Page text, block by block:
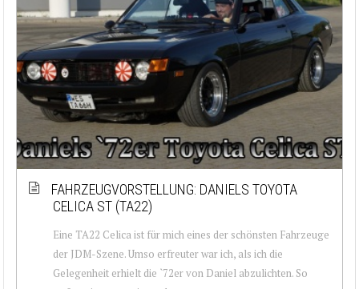
FAHRZEUGVORSTELLUNG: DANIELS TOYOTA
CELICA ST (TA22)
Eine TA22 Celica ist für mich eines der schönsten Fahrzeuge
der JDM-Szene. Umso erfreuter war ich, als ich die
Gelegenheit erhielt die `72er von Daniel abzulichten. So